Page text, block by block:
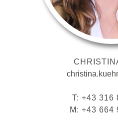
T: +43 316
M: +43 664